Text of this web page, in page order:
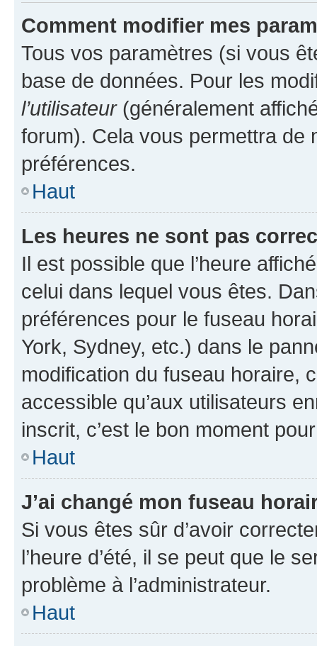
Comment modifier mes
Tous vos paramètres (si vous
base de données. Pour les
l’utilisateur(généralement
forum). Cela vous permettra de
préférences.
Haut
Les heures ne sont pas
Il est possible que l’heure
celui dans lequel vous êtes.
préférences pour le fuseau
York, Sydney, etc.) dans le
modification du fuseau horaire,
accessible qu’aux utilisateurs
inscrit, c’est le bon moment
Haut
J’ai changé mon fuseau
Si vous êtes sûr d’avoir
l’heure d’été, il se peut que le
problème à l’administrateur.
Haut